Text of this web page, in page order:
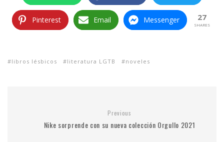
Pinterest Email Messenger 27
SHARES
libros lésbicos literatura LGTB noveles
Previous
Nike sorprende con su nueva colección Orgullo 2021